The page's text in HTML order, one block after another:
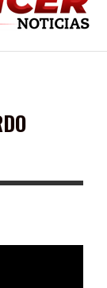
EMPRESARIAS
DEL PROGRAMA